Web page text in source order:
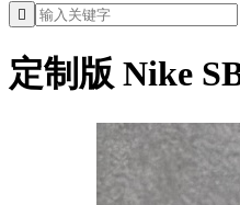

定制版 Nike